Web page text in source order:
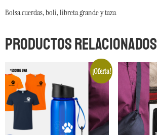
Bolsa cuerdas, boli, libreta grande y taza
Productos relacionados
¡Oferta!